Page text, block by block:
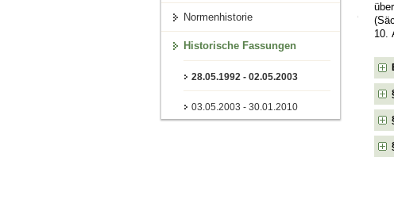
Normenhistorie
Historische Fassungen
28.05.1992 - 02.05.2003
03.05.2003 - 30.01.2010
10.